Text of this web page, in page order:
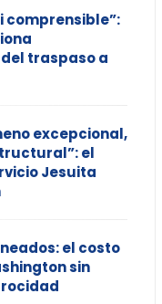
comprensible”:
traspaso a
excepcional,
el
Jesuita
el costo
sin